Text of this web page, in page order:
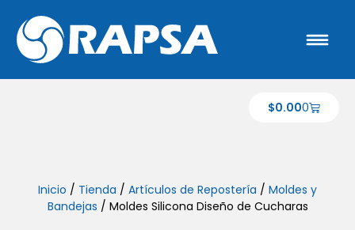
$0.000
Inicio / Tienda / Artículos de Repostería / Moldes y
Bandejas / Moldes Silicona Diseño de Cucharas